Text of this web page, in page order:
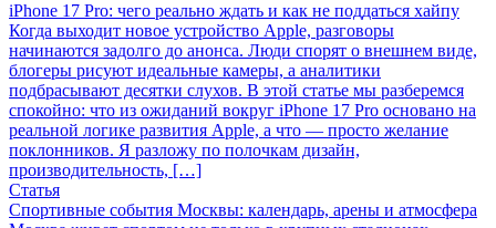
iPhone 17 Pro: чего реально ждать и как не поддаться хайпу
Когда выходит новое устройство Apple, разговоры
начинаются задолго до анонса. Люди спорят о внешнем виде,
блогеры рисуют идеальные камеры, а аналитики
подбрасывают десятки слухов. В этой статье мы разберемся
спокойно: что из ожиданий вокруг iPhone 17 Pro основано на
реальной логике развития Apple, а что — просто желание
поклонников. Я разложу по полочкам дизайн,
производительность, […]
Статья
Спортивные события Москвы: календарь, арены и атмосфера